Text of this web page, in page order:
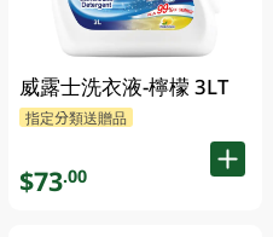
威露士洗衣液-檸檬 3LT
指定分類送贈品
$73.00